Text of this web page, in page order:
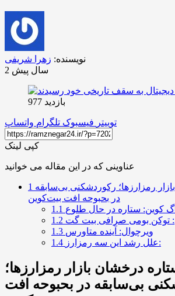
نویسنده: زهرا شریفی
2 سال پیش
بازدید 977
توییتر فیسبوک تلگرام واتساپ
کپی لینک
عناوینی که در این مقاله می خوانید
1
در بحبوحه افت بیت‌کوین
1.1 کوین: ستاره در حال طلوع
1.2 توکن بومی صرافی بیت گت
1.3 ویرچوال: آینده متاورس
1.4
علل رشد این سه رمزارز:
درخشان بازار رمزارزها؛
بی‌سابقه در بحبوحه افت